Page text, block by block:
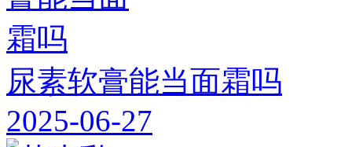
尿素软膏能当面霜吗
2025-06-27